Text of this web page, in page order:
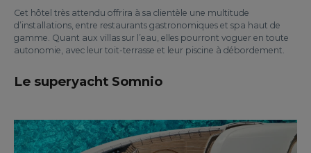
Cet hôtel très attendu offrira à sa clientèle une multitude
d’installations, entre restaurants gastronomiques et spa haut de
gamme. Quant aux villas sur l’eau, elles pourront voguer en toute
autonomie, avec leur toit-terrasse et leur piscine à débordement.
Le superyacht Somnio